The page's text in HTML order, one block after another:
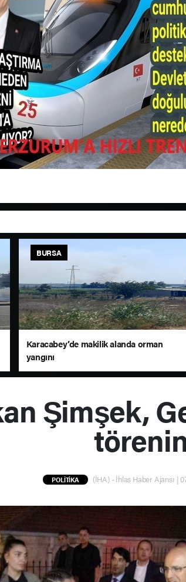
BURSA
Karacabey’de makilik alanda orman
yangını
Şimşek,
POLİTİKA (İHA) - İhlas Haber Ajansı |